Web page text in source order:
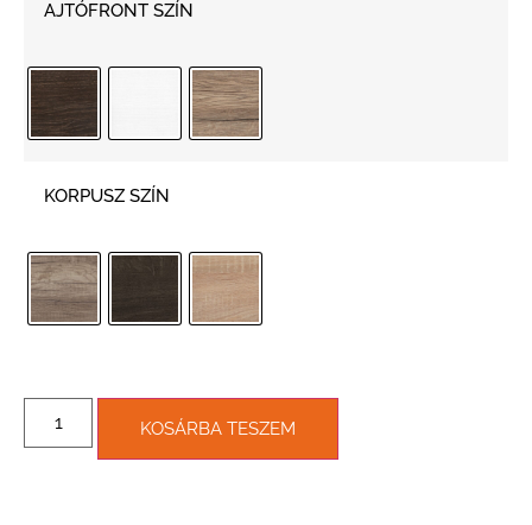
AJTÓFRONT SZÍN
KORPUSZ SZÍN
KOSÁRBA TESZEM